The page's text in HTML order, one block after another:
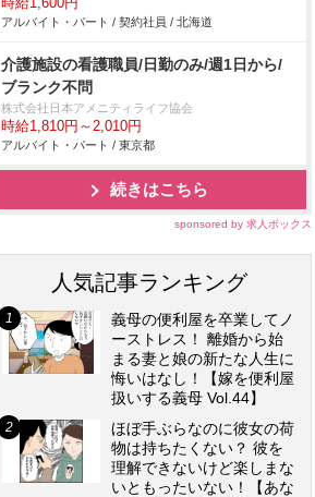
時給1,600円
アルバイト・パート / 契約社員 / 北海道
介護施設の看護職員/日勤のみ/週1日から/
ブランク不問
株式会社日本アメニティライフ協会
時給1,810円～2,010円
アルバイト・パート / 東京都
続きはこちら
sponsored by 求人ボックス
人気記事ランキング
義母の便利屋を卒業してノ
ーストレス！ 離婚から始
まる妻と娘の新たな人生に
悔いはなし！【嫁を便利屋
扱いする義母 Vol.44】
ほぼ手ぶらなのに彼女の荷
物は持ちたくない？ 彼を
理解できないけど楽しまな
いともったいない！【あな